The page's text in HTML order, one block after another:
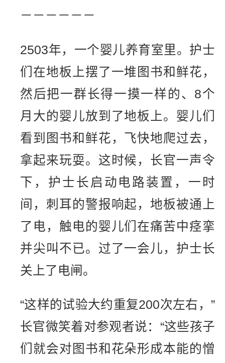
－－－－－－
2503年，一个婴儿养育室里。护士
们在地板上摆了一堆图书和鲜花，
然后把一群长得一摸一样的、8个
月大的婴儿放到了地板上。婴儿们
看到图书和鲜花，飞快地爬过去，
拿起来玩耍。这时候，长官一声令
下，护士长启动电路装置，一时
间，刺耳的警报响起，地板被通上
了电，触电的婴儿们在痛苦中痉挛
并尖叫不已。过了一会儿，护士长
关上了电闸。
“这样的试验大约重复200次左右，”
长官微笑着对参观者说：“这些孩子
们就会对图书和花朵形成本能的憎